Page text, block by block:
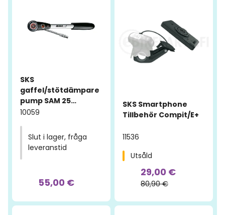
SKS
gaffel/stötdämpare
pump SAM 25
bar/360 psi Silver
10059
Slut i lager, fråga
leveranstid
55,00 €
SKS Smartphone
Tillbehör Compit/E+
11536
Utsåld
29,00 €
80,90 €
-51% -34%